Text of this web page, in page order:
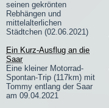
seinen gekrönten
Rebhängen und
mittelalterlichen
Städtchen (02.06.2021)
Ein Kurz-Ausflug an die
Saar
Eine kleiner Motorrad-
Spontan-Trip (117km) mit
Tommy entlang der Saar
am 09.04.2021